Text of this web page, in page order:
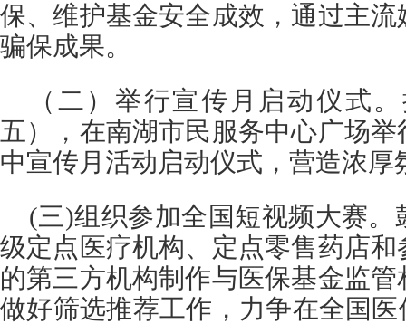
保、维护基金安全成效，通过主
骗保成果。
（二）举行宣传月启动仪式
五），在南湖市民服务中心广场
中宣传月活动启动仪式，营造浓
(三)组织参加全国短视频大赛
级定点医疗机构、定点零售药店
的第三方机构制作与医保基金监
做好筛选推荐工作，力争在全国